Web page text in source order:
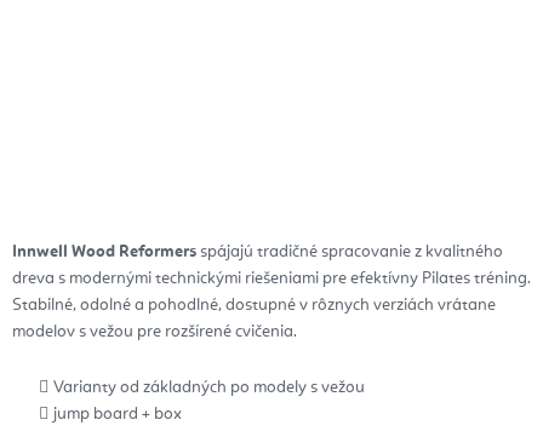
Innwell Wood Reformers spájajú tradičné spracovanie z kvalitného
dreva s modernými technickými riešeniami pre efektívny Pilates tréning.
Stabilné, odolné a pohodlné, dostupné v rôznych verziách vrátane
modelov s vežou pre rozšírené cvičenia.
Varianty od základných po modely s vežou
jump board + box